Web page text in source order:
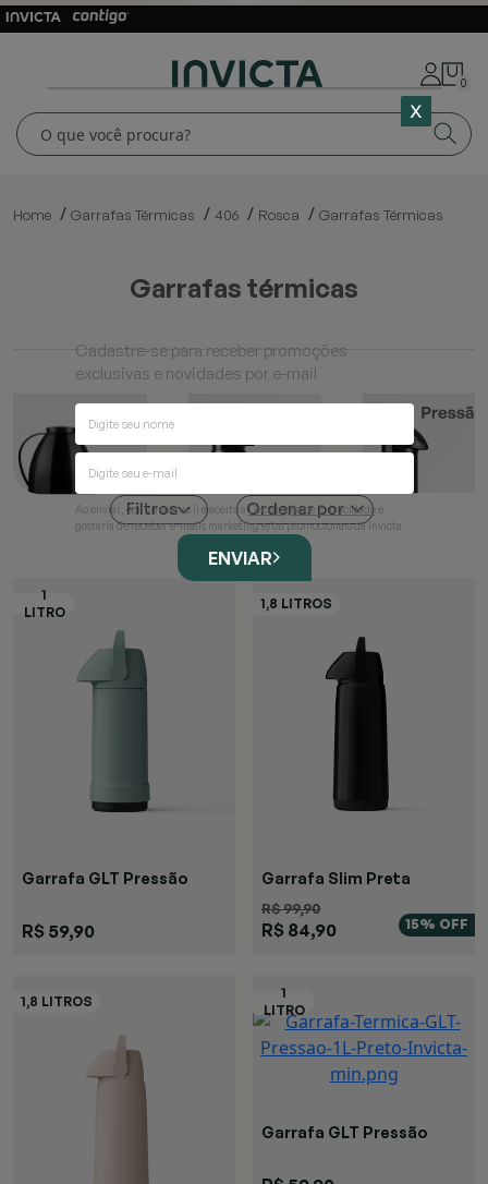
0
Home Garrafas Térmicas 406 Rosca Garrafas Térmicas
garrafas térmicas
Filtros Ordenar por
Garrafa GLT Pressão
R$ 59,90
Garrafa Slim Preta
R$ 99,90
R$ 84,90 15% OFF
Garrafa GLT Pressão
Cadastre-se para receber promoções
exclusivas e novidades por e-mail
Ao enviar, confirmo que li e aceito aDeclaração de Privacidadee
gostaria de receber e-mails marketing e/ou promocionais da Invicta
ENVIAR